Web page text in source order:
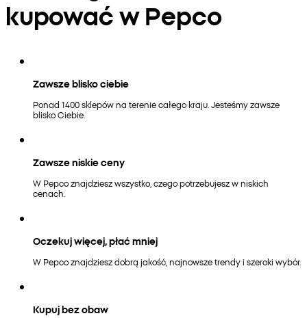
kupować w Pepco
Zawsze blisko ciebie
Ponad 1400 sklepów na terenie całego kraju. Jesteśmy zawsze
blisko Ciebie.
Zawsze niskie ceny
W Pepco znajdziesz wszystko, czego potrzebujesz w niskich
cenach.
Oczekuj więcej, płać mniej
W Pepco znajdziesz dobrą jakość, najnowsze trendy i szeroki wybór.
Kupuj bez obaw